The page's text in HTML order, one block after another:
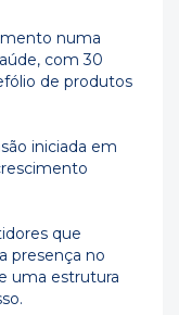
numa
com 30
de produtos
iniciada em
que
presença no
uma estrutura